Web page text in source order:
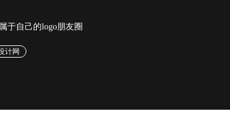
于自己的logo朋友圈
计网